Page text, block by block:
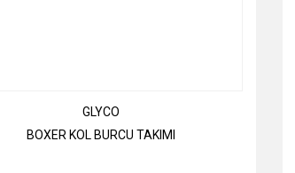
GLYCO
BOXER KOL BURCU TAKIMI